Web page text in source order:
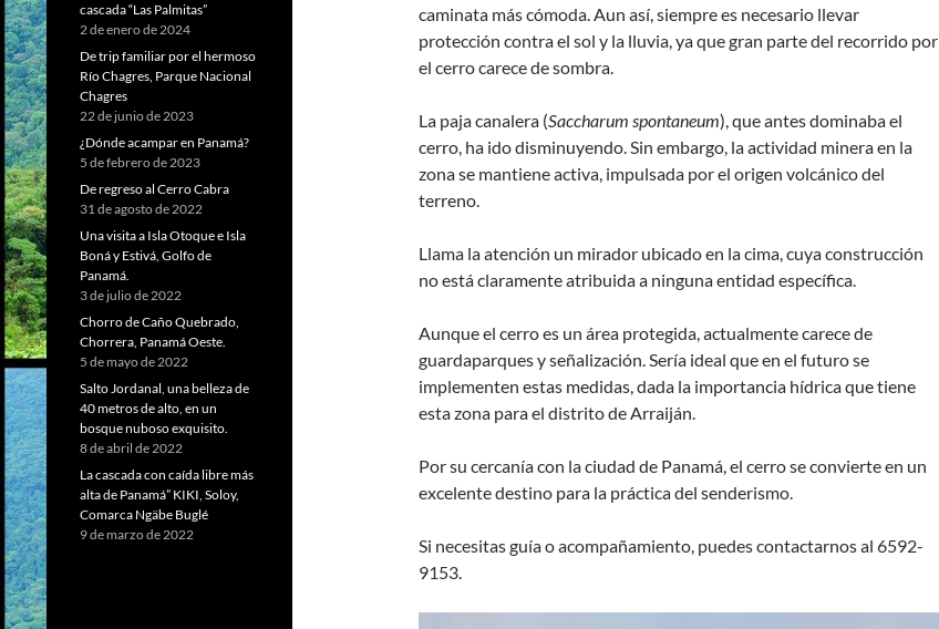
caminata más cómoda. Aun así, siempre es necesario llevar
protección contra el sol y la lluvia, ya que gran parte del recorrido por
el cerro carece de sombra.
La paja canalera (Saccharum spontaneum), que antes dominaba el
cerro, ha ido disminuyendo. Sin embargo, la actividad minera en la
zona se mantiene activa, impulsada por el origen volcánico del
terreno.
Llama la atención un mirador ubicado en la cima, cuya construcción
no está claramente atribuida a ninguna entidad específica.
Aunque el cerro es un área protegida, actualmente carece de
guardaparques y señalización. Sería ideal que en el futuro se
implementen estas medidas, dada la importancia hídrica que tiene
esta zona para el distrito de Arraiján.
Por su cercanía con la ciudad de Panamá, el cerro se convierte en un
excelente destino para la práctica del senderismo.
Si necesitas guía o acompañamiento, puedes contactarnos al 6592-
9153.
cascada “Las Palmitas”
2 de enero de 2024
De trip familiar por el hermoso
Río Chagres, Parque Nacional
Chagres
22 de junio de 2023
¿Dónde acampar en Panamá?
5 de febrero de 2023
De regreso al Cerro Cabra
31 de agosto de 2022
Una visita a Isla Otoque e Isla
Boná y Estivá, Golfo de
Panamá.
3 de julio de 2022
Chorro de Caño Quebrado,
Chorrera, Panamá Oeste.
5 de mayo de 2022
Salto Jordanal, una belleza de
40 metros de alto, en un
bosque nuboso exquisito.
8 de abril de 2022
La cascada con caída libre más
alta de Panamá” KIKI, Soloy,
Comarca Ngäbe Buglé
9 de marzo de 2022